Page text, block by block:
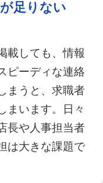
足りない
載しても、情報
ピーディな連絡
まうと、求職者
まいます。日々
長や人事担当者
は大きな課題で